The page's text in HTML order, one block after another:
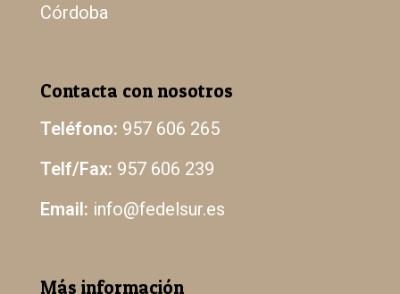
Córdoba
Contacta con nosotros
Teléfono: 957 606 265
Telf/Fax: 957 606 239
Email: info@fedelsur.es
Más información